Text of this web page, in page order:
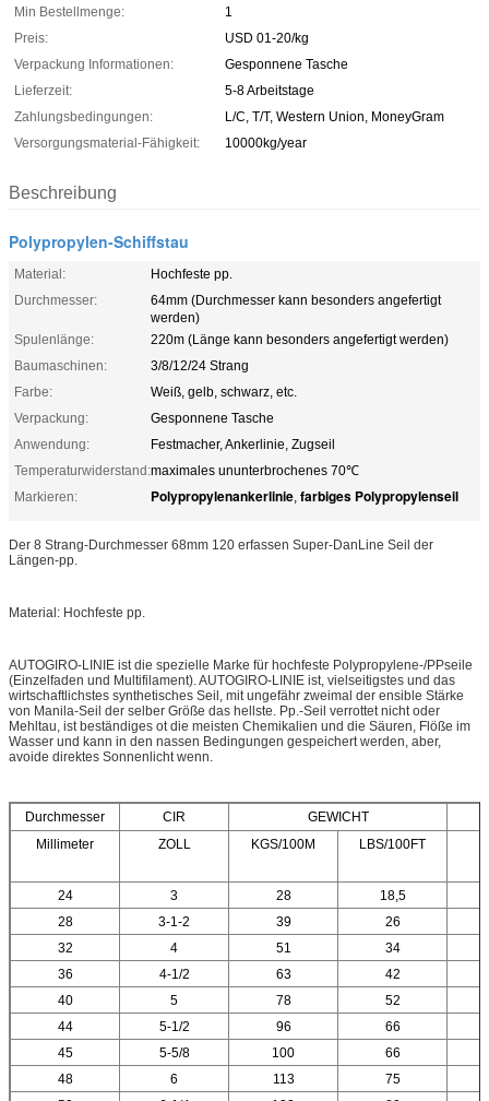
Min Bestellmenge:
1
Preis:
USD 01-20/kg
Verpackung Informationen:
Gesponnene Tasche
Lieferzeit:
5-8 Arbeitstage
Zahlungsbedingungen:
L/C, T/T, Western Union, MoneyGram
Versorgungsmaterial-Fähigkeit:
10000kg/year
Beschreibung
Polypropylen-Schiffstau
Material:
Hochfeste pp.
Durchmesser:
64mm (Durchmesser kann besonders angefertigt
werden)
Spulenlänge:
220m (Länge kann besonders angefertigt werden)
Baumaschinen:
3/8/12/24 Strang
Farbe:
Weiß, gelb, schwarz, etc.
Verpackung:
Gesponnene Tasche
Anwendung:
Festmacher, Ankerlinie, Zugseil
Temperaturwiderstand:maximales ununterbrochenes 70℃
Markieren:
Polypropylenankerlinie, farbiges Polypropylenseil
Der 8 Strang-Durchmesser 68mm 120 erfassen Super-DanLine Seil der
Längen-pp.
Material: Hochfeste pp.
AUTOGIRO-LINIE ist die spezielle Marke für hochfeste Polypropylene-/PPseile
(Einzelfaden und Multifilament). AUTOGIRO-LINIE ist, vielseitigstes und das
wirtschaftlichstes synthetisches Seil, mit ungefähr zweimal der ensible Stärke
von Manila-Seil der selber Größe das hellste. Pp.-Seil verrottet nicht oder
Mehltau, ist beständiges ot die meisten Chemikalien und die Säuren, Flöße im
Wasser und kann in den nassen Bedingungen gespeichert werden, aber,
avoide direktes Sonnenlicht wenn.
Durchmesser CIR
GEWICHT
Millimeter
ZOLL KGS/100M LBS/100FT
24 3 28 18,5
28
3-1-2 39 26
32
4 51 34
36
4-1/2 63 42
40
5 78 52
44
5-1/2 96 66
45
5-5/8 100 66
48
6 113 75